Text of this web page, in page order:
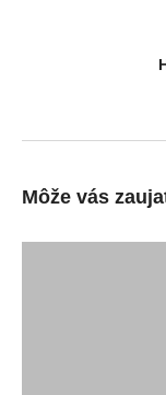
Môže vás